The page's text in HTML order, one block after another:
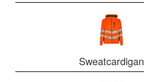
Sweatcardigan